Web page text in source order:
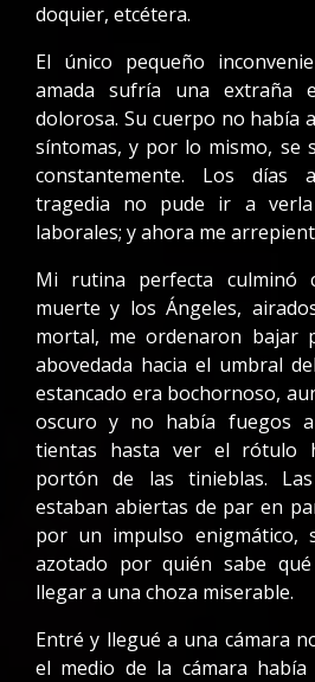
doquier, etcétera.
El único pequeño
amada sufría una extraña
dolorosa. Su cuerpo no había
síntomas, y por lo mismo, se
constantemente. Los días
tragedia no pude ir a verla
laborales; y ahora me
Mi rutina perfecta culminó
muerte y los Ángeles,
mortal, me ordenaron bajar
abovedada hacia el umbral
estancado era bochornoso,
oscuro y no había fuegos
tientas hasta ver el rótulo
portón de las tinieblas.
estaban abiertas de par en
por un impulso enigmático,
azotado por quién sabe
llegar a una choza miserable.
Entré y llegué a una cámara
el medio de la cámara